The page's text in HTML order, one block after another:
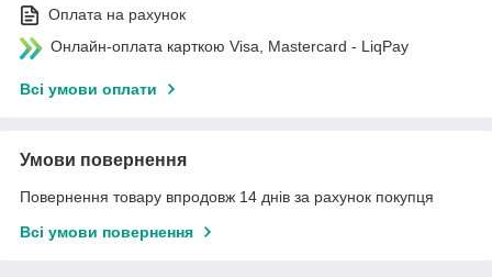
Оплата на рахунок
Онлайн-оплата карткою Visa, Mastercard - LiqPay
Всі умови оплати
Умови повернення
Повернення товару впродовж 14 днів за рахунок покупця
Всі умови повернення